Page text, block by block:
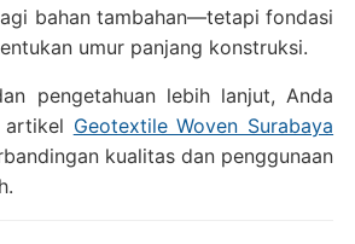
bahan tambahan—tetapi fondasi
umur panjang konstruksi.
pengetahuan lebih lanjut, Anda
artikel Geotextile Woven Surabaya
kualitas dan penggunaan